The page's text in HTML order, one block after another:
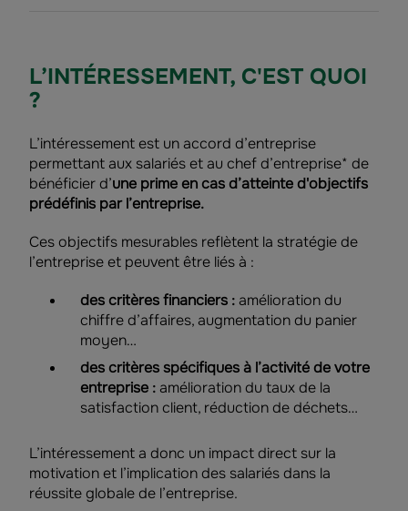
L’INTÉRESSEMENT, C'EST QUOI
?
L’intéressement est un accord d’entreprise
permettant aux salariés et au chef d’entreprise* de
bénéficier d’une prime en cas d’atteinte d'objectifs
prédéfinis par l’entreprise.
Ces objectifs mesurables reflètent la stratégie de
l’entreprise et peuvent être liés à :
des critères financiers : amélioration du
chiffre d’affaires, augmentation du panier
moyen…
des critères spécifiques à l’activité de votre
entreprise : amélioration du taux de la
satisfaction client, réduction de déchets…
L’intéressement a donc un impact direct sur la
motivation et l’implication des salariés dans la
réussite globale de l’entreprise.